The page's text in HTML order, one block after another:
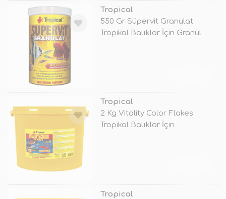
Tropical
550 Gr Süpervit Granulat
Tropikal Balıklar İçin Granül
Tropical
2 Kg Vitality Color Flakes
Tropikal Balıklar İçin
Tropical